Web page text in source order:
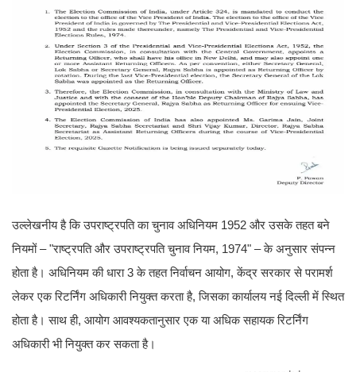
उल्लेखनीय है कि उपराष्ट्रपति का चुनाव अधिनियम 1952 और उसके तहत बने
नियमों – "राष्ट्रपति और उपराष्ट्रपति चुनाव नियम, 1974" – के अनुसार संपन्न
होता है। अधिनियम की धारा 3 के तहत निर्वाचन आयोग, केंद्र सरकार से परामर्श
लेकर एक रिटर्निंग अधिकारी नियुक्त करता है, जिसका कार्यालय नई दिल्ली में स्थित
होता है। साथ ही, आयोग आवश्यकतानुसार एक या अधिक सहायक रिटर्निंग
अधिकारी भी नियुक्त कर सकता है।